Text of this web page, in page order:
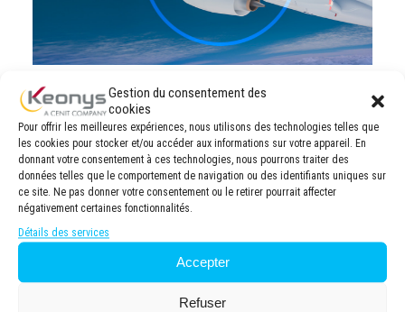
Gestion du consentement des
cookies
Pour offrir les meilleures expériences, nous utilisons des technologies telles que
les cookies pour stocker et/ou accéder aux informations sur votre appareil. En
donnant votre consentement à ces technologies, nous pourrons traiter des
données telles que le comportement de navigation ou des identifiants uniques sur
ce site. Ne pas donner votre consentement ou le retirer pourrait affecter
négativement certaines fonctionnalités.
Détails des services
Accepter
Refuser
En savoir plus sur l'hydrogène
Télécharger le livre blanc